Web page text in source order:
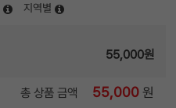
지역별
55,000원
총 상품 금액 55,000 원